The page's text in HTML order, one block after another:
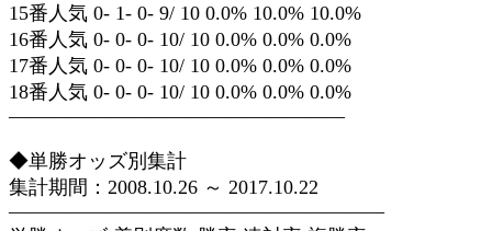
15番人気 0- 1- 0- 9/ 10 0.0% 10.0% 10.0%
16番人気 0- 0- 0- 10/ 10 0.0% 0.0% 0.0%
17番人気 0- 0- 0- 10/ 10 0.0% 0.0% 0.0%
18番人気 0- 0- 0- 10/ 10 0.0% 0.0% 0.0%
—————————————————
◆単勝オッズ別集計
集計期間：2008.10.26 ～ 2017.10.22
———————————————————